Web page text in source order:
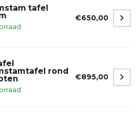
tafel
€650,00
rond
€895,00